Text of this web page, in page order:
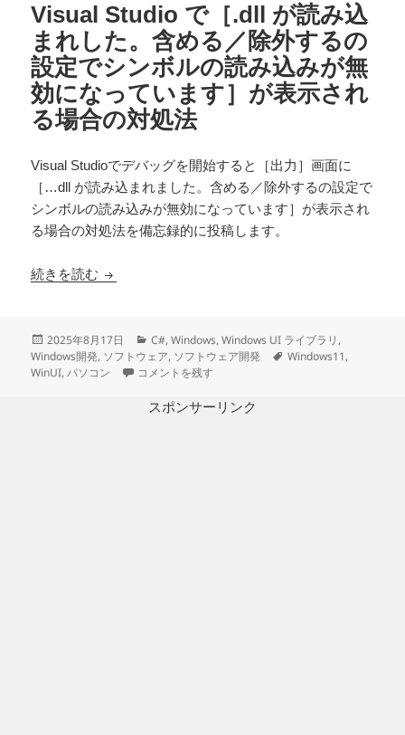
Visual Studio で［.dll が読み込
まれした。含める／除外するの
設定でシンボルの読み込みが無
効になっています］が表示され
る場合の対処法
Visual Studioでデバッグを開始すると［出力］画面に
［…dll が読み込まれました。含める／除外するの設定で
シンボルの読み込みが無効になっています］が表示され
る場合の対処法を備忘録的に投稿します。
続きを読む Visual Studio で［.dll が読み込まれした。含め
投
稿
日:
2025年8月17日
カ
テ
ゴ
ー
C#,Windows,Windows UI ライブラリ ,
Windows開発, ソフトウェア, ソフトウェア開発
タ
Windows11,
WinUI,パソコン Visual Studio で［.dll が読み込まれした。含める／除
コメントを残す
スポンサーリンク